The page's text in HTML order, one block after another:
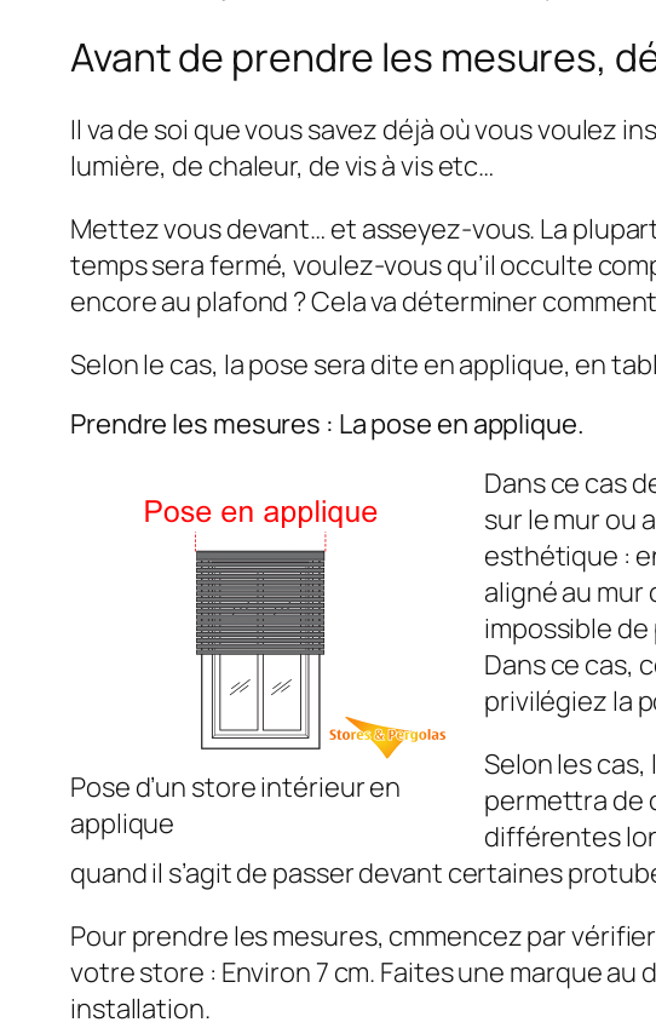
Avant de prendre les mesures,
Il va de soi que vous savez déjà où vous voulez
lumière, de chaleur, de vis à vis etc…
Mettez vous devant… et asseyez-vous. La
temps sera fermé, voulez-vous qu’il occulte
encore au plafond ? Cela va déterminer
Selon le cas, la pose sera dite en applique, en
Prendre les mesures : La pose en applique.
Pose d’un store intérieur en
applique
Dans ce cas
sur le mur ou
esthétique :
aligné au mur
impossible de
Dans ce cas,
privilégiez la
Selon les
permettra de
différentes
quand il s’agit de passer devant certaines
Pour prendre les mesures, cmmencez par
votre store : Environ 7 cm. Faites une marque
installation.